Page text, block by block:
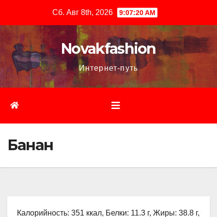
содержимому
Сб. Авг 8th, 2026 9:07:21 AM
Novakfashion
Интернет-путь
Банан
Калорийность: 351 ккал, Белки: 11.3 г, Жиры: 38.8 г,